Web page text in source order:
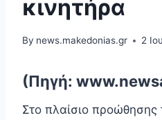
κινητήρα
By news.makedonias.gr 2
(Πηγή:
Στο πλαίσιο προώθησης